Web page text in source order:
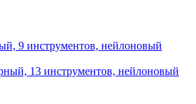
9 инструментов, нейлоновый